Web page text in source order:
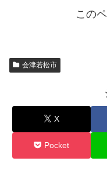
この
会津若松市
X
Pocket